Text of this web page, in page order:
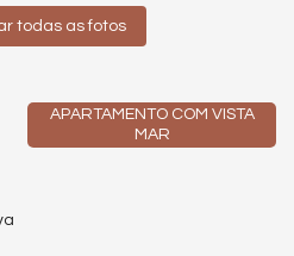
todas as fotos
APARTAMENTO COM VISTA
MAR